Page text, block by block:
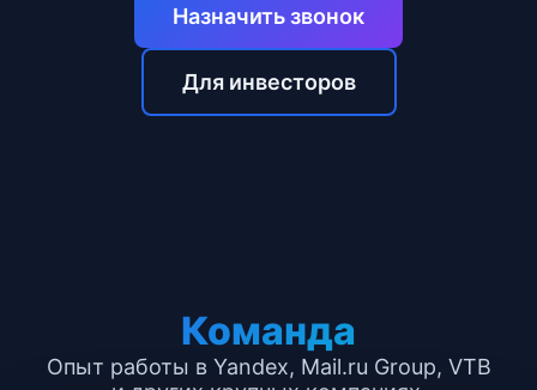
Назначить звонок
Для инвесторов
Команда
Опыт работы в Yandex, Mail.ru Group, VTB